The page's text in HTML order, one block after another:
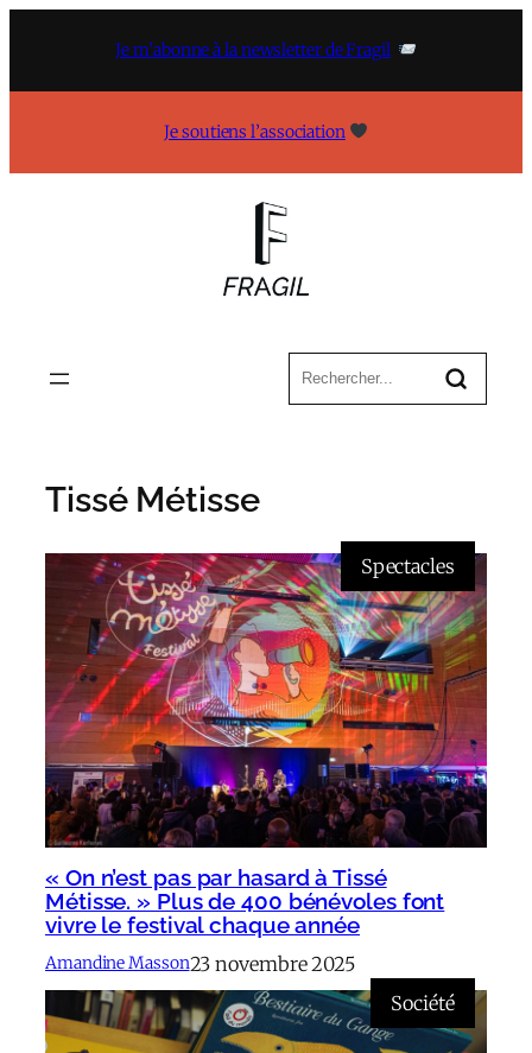
Je m’abonne à la newsletter de Fragil
Je soutiens l’association
Tissé Métisse
Spectacles
« On n’est pas par hasard à Tissé
Métisse. » Plus de 400 bénévoles font
vivre le festival chaque année
Amandine Masson23 novembre 2025
Société